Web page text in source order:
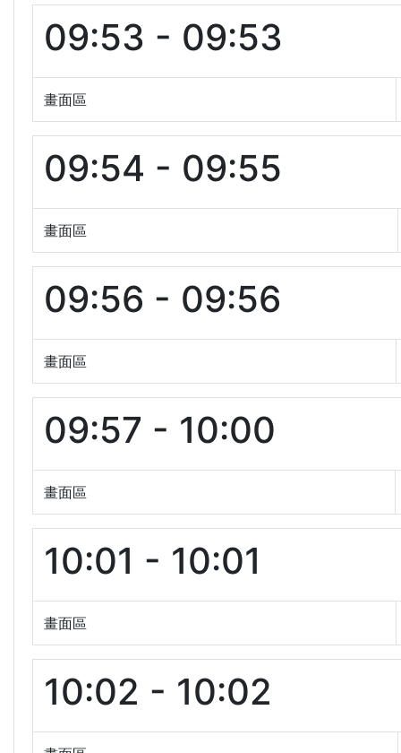
09:53 - 09:53
畫面區
09:54 - 09:55
畫面區
09:56 - 09:56
畫面區
09:57 - 10:00
畫面區
10:01 - 10:01
畫面區
10:02 - 10:02